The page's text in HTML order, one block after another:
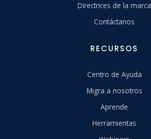
Directrices de la marca
Contáctanos
RECURSOS
Centro de Ayuda
Migra a nosotros
Aprende
Herramientas